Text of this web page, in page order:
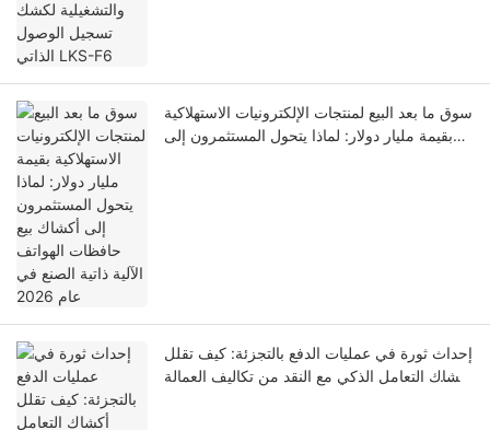
سوق ما بعد البيع لمنتجات الإلكترونيات الاستهلاكية
بقيمة مليار دولار: لماذا يتحول المستثمرون إلى
إحداث ثورة في عمليات الدفع بالتجزئة: كيف تقلل
أكشاك التعامل الذكي مع النقد من تكاليف العمالة